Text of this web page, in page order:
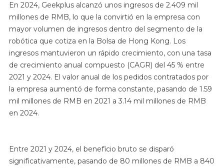
En 2024, Geekplus alcanzó unos ingresos de 2.409 mil
millones de RMB, lo que la convirtió en la empresa con
mayor volumen de ingresos dentro del segmento de la
robótica que cotiza en la Bolsa de Hong Kong. Los
ingresos mantuvieron un rápido crecimiento, con una tasa
de crecimiento anual compuesto (CAGR) del 45 % entre
2021 y 2024. El valor anual de los pedidos contratados por
la empresa aumentó de forma constante, pasando de 1.59
mil millones de RMB en 2021 a 3.14 mil millones de RMB
en 2024.
Entre 2021 y 2024, el beneficio bruto se disparó
significativamente, pasando de 80 millones de RMB a 840